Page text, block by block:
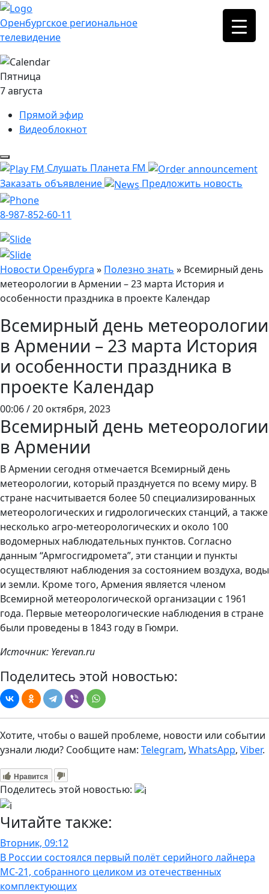
Оренбургское региональное
телевидение
Пятница
7 августа
Прямой эфир
Видеоблокнот
Слушать Планета FM
Заказать объявление
Предложить новость
8-987-852-60-11
Новости Оренбурга » Полезно знать » Всемирный день
метеорологии в Армении – 23 марта История и
особенности праздника в проекте Календар
Всемирный день метеорологии
в Армении – 23 марта История
и особенности праздника в
проекте Календар
00:06 / 20 октября, 2023
Всемирный день метеорологии
в Армении
В Армении сегодня отмечается Всемирный день
метеорологии, который празднуется по всему миру. В
стране насчитывается более 50 специализированных
метеорологических и гидрологических станций, а также
несколько агро-метеорологических и около 100
водомерных наблюдательных пунктов. Согласно
данным “Армгосгидромета”, эти станции и пункты
осуществляют наблюдения за состоянием воздуха, воды
и земли. Кроме того, Армения является членом
Всемирной метеорологической организации с 1961
года. Первые метеорологические наблюдения в стране
были проведены в 1843 году в Гюмри.
Источник: Yerevan.ru
Поделитесь этой новостью:
Хотите, чтобы о вашей проблеме, новости или событии
узнали люди? Сообщите нам: Telegram, WhatsApp, Viber.
Нравится
Поделитесь этой новостью:
Читайте также:
Вторник, 09:12
В России состоялся первый полёт серийного лайнера
МС-21, собранного целиком из отечественных
комплектующих